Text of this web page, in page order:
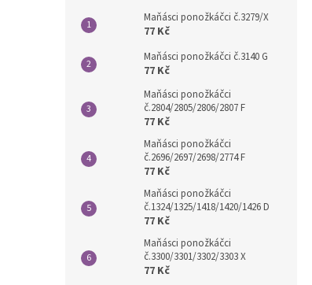
Maňásci ponožkáčci č.3279/X
77 Kč
Maňásci ponožkáčci č.3140 G
77 Kč
Maňásci ponožkáčci
č.2804/2805/2806/2807 F
77 Kč
Maňásci ponožkáčci
č.2696/2697/2698/2774 F
77 Kč
Maňásci ponožkáčci
č.1324/1325/1418/1420/1426 D
77 Kč
Maňásci ponožkáčci
č.3300/3301/3302/3303 X
77 Kč